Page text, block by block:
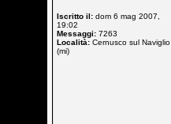
Iscritto il: dom 6 mag 2007,
19:02
Messaggi: 7263
Località: Cernusco sul Naviglio
(mi)